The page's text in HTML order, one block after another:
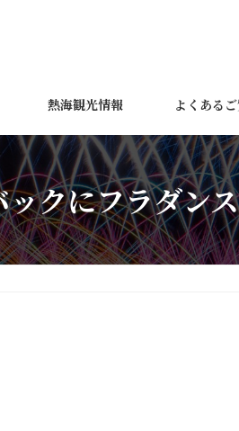
熱海観光情報 よくある
ックにフラダン